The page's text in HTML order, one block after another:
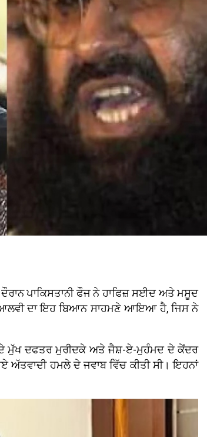
ਪਾਕਿਸਤਾਨੀ ਫੌਜ ਨੇ ਹਾਫਿਜ਼ ਸਈਦ ਅਤੇ ਮਸੂਦ
ਦਾ ਇਹ ਬਿਆਨ ਸਾਹਮਣੇ ਆਇਆ ਹੈ, ਜਿਸ ਨੇ
ਦੇ ਮੁੱਖ ਦਫਤਰ ਮੁਰੀਦਕੇ ਅਤੇ ਜੈਸ਼-ਏ-ਮੁਹੰਮਦ ਦੇ ਕੇਂਦਰ
ਹਮਲੇ ਦੇ ਜਵਾਬ ਵਿੱਚ ਕੀਤੀ ਸੀ। ਇਹਨਾਂ